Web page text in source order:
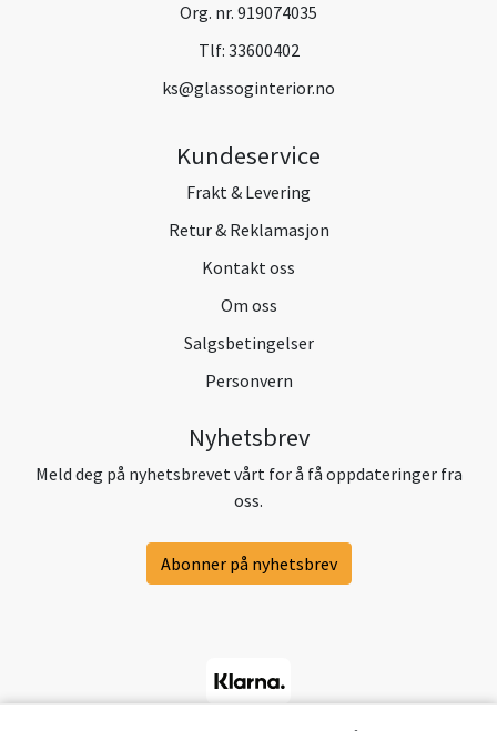
Org. nr. 919074035
Tlf: 33600402
ks@glassoginterior.no
Kundeservice
Frakt & Levering
Retur & Reklamasjon
Kontakt oss
Om oss
Salgsbetingelser
Personvern
Nyhetsbrev
Meld deg på nyhetsbrevet vårt for å få oppdateringer fra
oss.
Abonner på nyhetsbrev